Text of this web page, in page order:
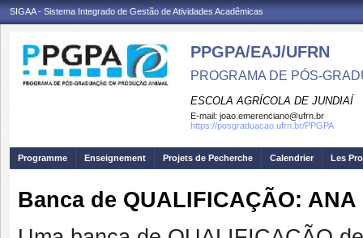
SIGAA - Sistema Integrado de Gestão de Atividades Acadêmicas
PPGPA/EAJ/UFRN
PROGRAMA DE PÓS-
ESCOLA AGRÍCOLA DE JUNDIAÍ
E-mail: joao.emerenciano@ufrn.br
https://posgraduacao.ufrn.br/PPGPA
Programme Enseignement Projets de Pecherche Calendrier Les
Banca de QUALIFICAÇÃO: ANA